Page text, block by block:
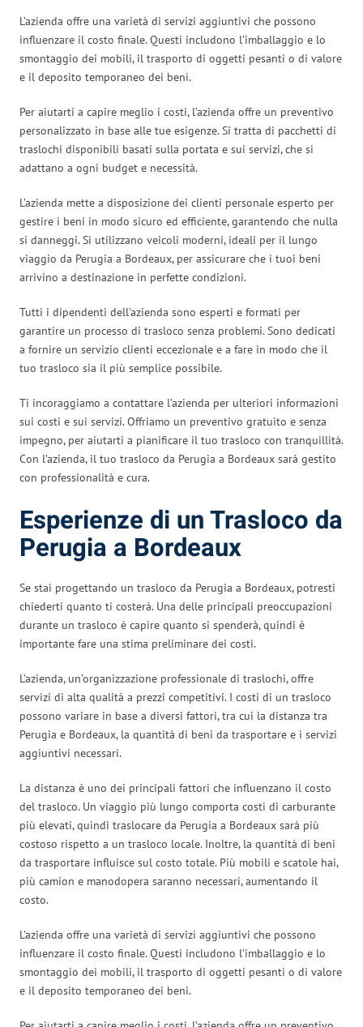
L’azienda offre una varietà di servizi aggiuntivi che possono
influenzare il costo finale. Questi includono l’imballaggio e lo
smontaggio dei mobili, il trasporto di oggetti pesanti o di valore
e il deposito temporaneo dei beni.
Per aiutarti a capire meglio i costi, l’azienda offre un preventivo
personalizzato in base alle tue esigenze. Si tratta di pacchetti di
traslochi disponibili basati sulla portata e sui servizi, che si
adattano a ogni budget e necessità.
L’azienda mette a disposizione dei clienti personale esperto per
gestire i beni in modo sicuro ed efficiente, garantendo che nulla
si danneggi. Si utilizzano veicoli moderni, ideali per il lungo
viaggio da Perugia a Bordeaux, per assicurare che i tuoi beni
arrivino a destinazione in perfette condizioni.
Tutti i dipendenti dell’azienda sono esperti e formati per
garantire un processo di trasloco senza problemi. Sono dedicati
a fornire un servizio clienti eccezionale e a fare in modo che il
tuo trasloco sia il più semplice possibile.
Ti incoraggiamo a contattare l’azienda per ulteriori informazioni
sui costi e sui servizi. Offriamo un preventivo gratuito e senza
impegno, per aiutarti a pianificare il tuo trasloco con tranquillità.
Con l’azienda, il tuo trasloco da Perugia a Bordeaux sarà gestito
con professionalità e cura.
Esperienze di un Trasloco da
Perugia a Bordeaux
Se stai progettando un trasloco da Perugia a Bordeaux, potresti
chiederti quanto ti costerà. Una delle principali preoccupazioni
durante un trasloco è capire quanto si spenderà, quindi è
importante fare una stima preliminare dei costi.
L’azienda, un’organizzazione professionale di traslochi, offre
servizi di alta qualità a prezzi competitivi. I costi di un trasloco
possono variare in base a diversi fattori, tra cui la distanza tra
Perugia e Bordeaux, la quantità di beni da trasportare e i servizi
aggiuntivi necessari.
La distanza è uno dei principali fattori che influenzano il costo
del trasloco. Un viaggio più lungo comporta costi di carburante
più elevati, quindi traslocare da Perugia a Bordeaux sarà più
costoso rispetto a un trasloco locale. Inoltre, la quantità di beni
da trasportare influisce sul costo totale. Più mobili e scatole hai,
più camion e manodopera saranno necessari, aumentando il
costo.
L’azienda offre una varietà di servizi aggiuntivi che possono
influenzare il costo finale. Questi includono l’imballaggio e lo
smontaggio dei mobili, il trasporto di oggetti pesanti o di valore
e il deposito temporaneo dei beni.